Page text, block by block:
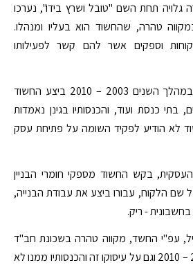
חקירה גלויה תחת השם "טובל ושרץ בידו", נערכו
טהרה, שהחשוד הוא בעליו ומנהלו.
וספקים אשר להם קשר לפעילותו
מהבקשה עולה חשד כי במהלך השנים 2003 – 2010 ביצע החשוד
בתי כנסת ועוד, והכנסותיו בגינן נאמדות
לא הודיע לפקיד השומה על פתיחת עסק
בקש החשוד מספקי חומרי הבניין
שם הלקוח, עבורו ביצע את עבודת הבנייה,
- ריק.
עפ"י החשד, מקווה טהרה בשכונת חב"ד
בלוד במהלך השנים 2003 – 2010 וגם על עיסוקו זה והכנסותיו ממנו לא